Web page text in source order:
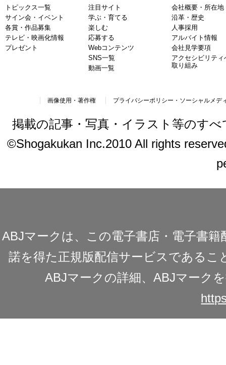
トピックス一覧
サイン会・イベント
各賞・作品募集
テレビ・映画化情報
プレゼント
注目サイト
学ぶ・育てる
楽しむ
応募する
Webコンテンツ
SNS一覧
動画一覧
会社概要・所在地
沿革・歴史
人事採用
アルバイト情報
会社見学要項
アクセシビリティ
取り組み
画像使用・著作権 プライバシーポリシー・ソーシャルメデ
掲載の記事・写真・イラスト等のす
©Shogakukan Inc.2010 All rights
ABJマークは、この電子書店・電子書
諾を得た正規版配信サービスであるこ
ABJマークの詳細、ABJマーク